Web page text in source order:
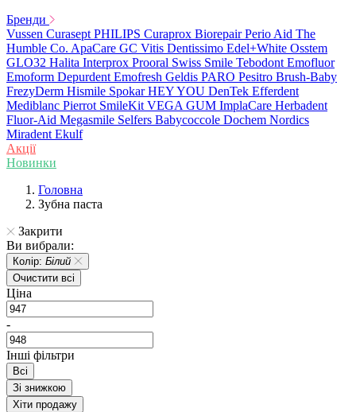
Бренди
Vussen Curasept PHILIPS Curaprox Biorepair Perio Aid The
Humble Co. ApaCare GC Vitis Dentissimo Edel+White Osstem
GLO32 Halita Interprox Prooral Swiss Smile Tebodont Emofluor
Emoform Depurdent Emofresh Geldis PARO Pesitro Brush-Baby
FrezyDerm Hismile Spokar HEY YOU DenTek Efferdent
Mediblanc Pierrot SmileKit VEGA GUM ImplaCare Herbadent
Fluor-Aid Megasmile Selfers Babycoccole Dochem Nordics
Miradent Ekulf
Акції
Новинки
Головна
Зубна паста
Закрити
Ви вибрали:
Колір: Білий
Очистити всі
Ціна
-
Інші фільтри
Всі
Зі знижкою
Хіти продажу